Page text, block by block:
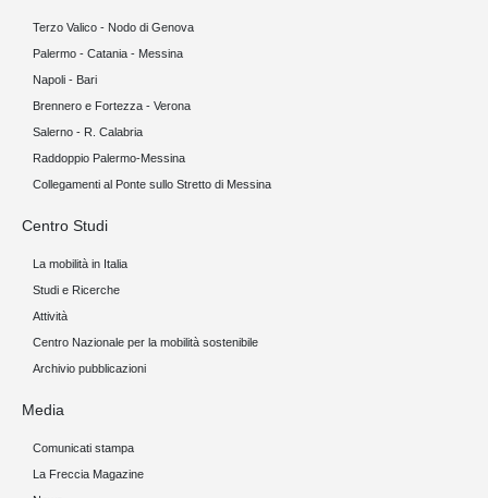
Terzo Valico - Nodo di Genova
Palermo - Catania - Messina
Napoli - Bari
Brennero e Fortezza - Verona
Salerno - R. Calabria
Raddoppio Palermo-Messina
Collegamenti al Ponte sullo Stretto di Messina
Centro Studi
La mobilità in Italia
Studi e Ricerche
Attività
Centro Nazionale per la mobilità sostenibile
Archivio pubblicazioni
Media
Comunicati stampa
La Freccia Magazine